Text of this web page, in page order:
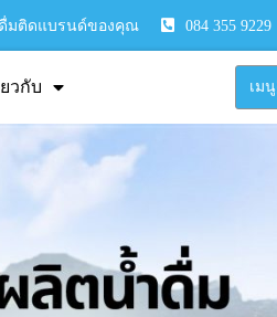
มติดแบรนด์ของคุณ 084 355 9229
ยวกับ เมนู